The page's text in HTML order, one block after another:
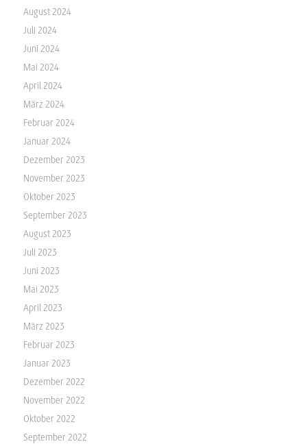
August 2024
Juli 2024
Juni 2024
Mai 2024
April 2024
März 2024
Februar 2024
Januar 2024
Dezember 2023
November 2023
Oktober 2023
September 2023
August 2023
Juli 2023
Juni 2023
Mai 2023
April 2023
März 2023
Februar 2023
Januar 2023
Dezember 2022
November 2022
Oktober 2022
September 2022